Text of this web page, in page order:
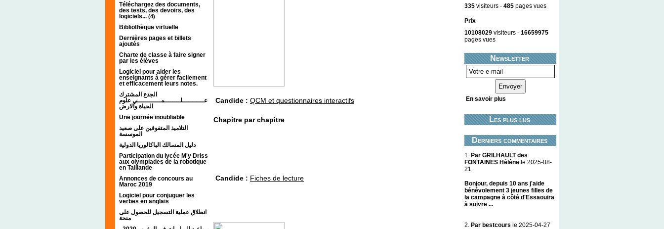
Téléchargez des documents,
des tests, des devoirs, des
logiciels... (4)
Bibliothèque virtuelle
Dernières pages et billets
ajoutés
Charte de classe à faire signer
par les élèves
Logiciel pour aider les
enseignants à gérer facilement
et efficacement leurs notes.
الجذع المشترك
عـــــــــــلــــــــمــــــــــــي علوم
الحياة والارض
Une journée inoubliable
التلاميذ المتفوقين على صعيد
الموسسة
دليل المسالك الباكالوريا الدولية
Participation du lycée M'y Driss
aux olympiades de la robotique
en Taillande
Annonces de concours au
Maroc 2019
Logiciel pour conjuguer les
verbes en anglais
انطلاق عملية التسجيل للحصول على
منحة
335 visiteurs - 485 pages vues
Prix
10108029 visiteurs - 16659975
pages vues
Newsletter
En savoir plus
Les plus lus
Derniers commentaires
1.
Par GRILHAULT des
FONTAINES Hélène le 2025-08-
21
Bonjour, depuis 10 ans j'aide
bénévolement 3 jeunes filles de
la campagne à côté d'Essaouira
à suivre ...
2. Par bestcours le 2025-04-27
Candide : QCM et questionnaires interactifs
Chapitre par chapitre
Candide : Fiches de lecture